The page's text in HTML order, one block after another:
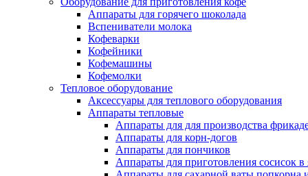
Аппараты для горячего шоколада
Вспениватели молока
Кофеварки
Кофейники
Кофемашины
Кофемолки
Тепловое оборудование
Аксессуары для теплового оборудования
Аппараты тепловые
Аппараты для для производства
Аппараты для корн-догов
Аппараты для пончиков
Аппараты для приготовления сосисок в